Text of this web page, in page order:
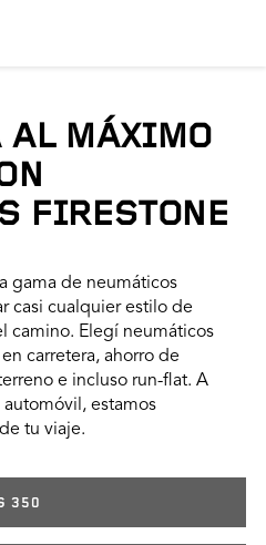
AL MÁXIMO
FIRESTONE
gama de neumáticos
casi cualquier estilo de
camino. Elegí neumáticos
carretera, ahorro de
e incluso run-flat. A
estamos
tu viaje.
350